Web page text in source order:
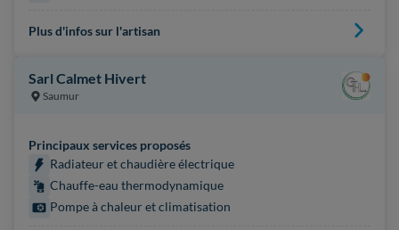
Plus d'infos sur l'artisan
Sarl Calmet Hivert
Saumur
Principaux services proposés
Radiateur et chaudière électrique
Chauffe-eau thermodynamique
Pompe à chaleur et climatisation